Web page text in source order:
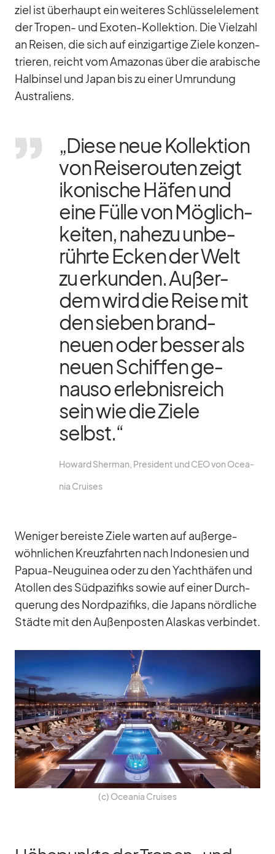
ziel ist über­haupt ein wei­te­res Schlüs­sel­ele­ment
der Tro­pen- und Exo­ten-Kol­lek­tion. Die Viel­zahl
an Rei­sen, die sich auf ein­zig­ar­tige Ziele kon­zen­
trie­ren, reicht vom Ama­zo­nas über die ara­bi­sche
Halb­in­sel und Ja­pan bis zu ei­ner Um­run­dung
Aus­tra­li­ens.
„Diese neue Kol­lek­tion
von Rei­se­rou­ten zeigt
iko­ni­sche Hä­fen und
eine Fülle von Mög­lich­
kei­ten, na­hezu un­be­
rührte Ecken der Welt
zu er­kun­den. Au­ßer­
dem wird die Reise mit
den sie­ben brand­
neuen oder bes­ser als
neuen Schif­fen ge­
nauso er­leb­nis­reich
sein wie die Ziele
selbst.“
Ho­ward Sher­man, Pre­si­dent und CEO von Ocea­
nia Crui­ses
We­ni­ger be­reiste Ziele war­ten auf au­ßer­ge­
wöhn­li­chen Kreuz­fahr­ten nach In­do­ne­sien und
Pa­pua-Neu­gui­nea oder zu den Yacht­hä­fen und
Atol­len des Süd­pa­zi­fiks so­wie auf ei­ner Durch­
que­rung des Nord­pa­zi­fiks, die Ja­pans nörd­li­che
Städte mit den Au­ßen­pos­ten Alas­kas ver­bin­det.
(c) Ocea­nia Crui­ses